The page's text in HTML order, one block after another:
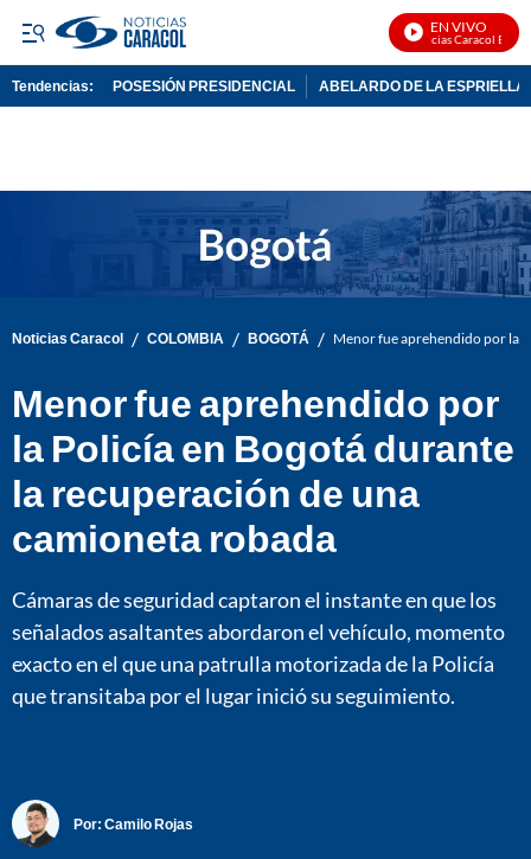
EN VIVO
Noticias Caracol En Vivo
Tendencias: POSESIÓN PRESIDENCIAL ABELARDO DE LA ESPRIELLA
Noticias Caracol / COLOMBIA / BOGOTÁ / Menor fue aprehendido por la
Menor fue aprehendido por
la Policía en Bogotá durante
la recuperación de una
camioneta robada
Cámaras de seguridad captaron el instante en que los
señalados asaltantes abordaron el vehículo, momento
exacto en el que una patrulla motorizada de la Policía
que transitaba por el lugar inició su seguimiento.
Por: Camilo Rojas